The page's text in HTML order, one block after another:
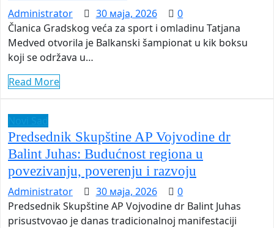
Administrator 30 маја, 2026
0
Članica Gradskog veća za sport i omladinu Tatjana
Medved otvorila je Balkanski šampionat u kik boksu
koji se održava u…
Read More
Predsednik Skupštine AP Vojvodine dr
Balint Juhas: Budućnost regiona u
povezivanju, poverenju i razvoju
Administrator 30 маја, 2026
0
Predsednik Skupštine AP Vojvodine dr Balint Juhas
prisustvovao je danas tradicionalnoj manifestaciji